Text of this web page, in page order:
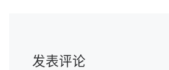
发表评论